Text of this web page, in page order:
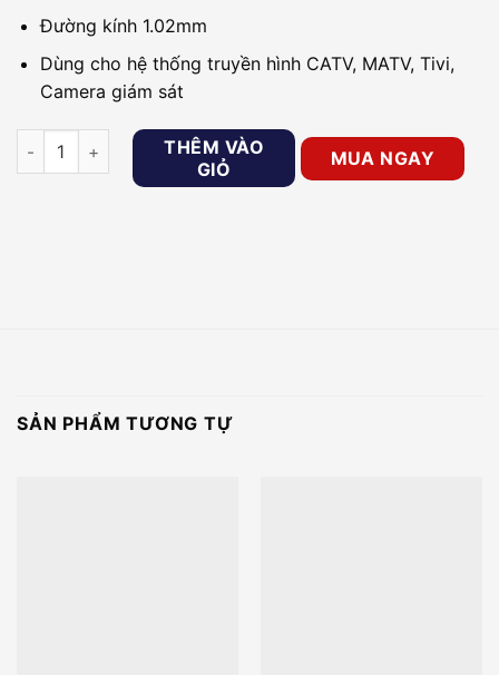
Đường kính 1.02mm
Dùng cho hệ thống truyền hình CATV, MATV, Tivi,
Camera giám sát
Cáp đồng trục Sino RG6 (5C-FB) lõi CCS 80 sợi màu đen
THÊM VÀO
GIỎ
MUA NGAY
SẢN PHẨM TƯƠNG TỰ